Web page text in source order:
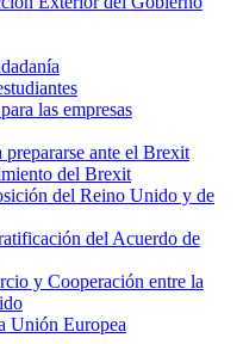
las empresas
prepararse ante el Brexit
del Brexit
del Reino Unido y de
del Acuerdo de
y Cooperación entre la
Unión Europea